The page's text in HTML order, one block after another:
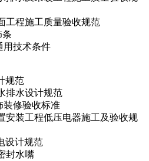
工程施工质量验收规范
条
用技术条件
规范
排水设计规范
装修验收标准
安装工程低压电器施工及验收规
设计规范
封水嘴